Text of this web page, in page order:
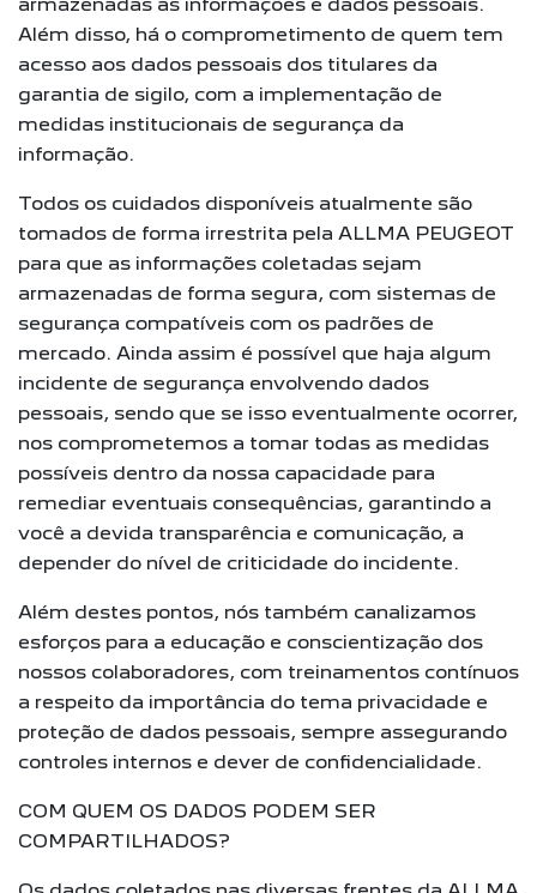
Além disso, há o comprometimento de quem tem
acesso aos dados pessoais dos titulares da
garantia de sigilo, com a implementação de
medidas institucionais de segurança da
informação.
Todos os cuidados disponíveis atualmente são
tomados de forma irrestrita pela ALLMA PEUGEOT
para que as informações coletadas sejam
armazenadas de forma segura, com sistemas de
segurança compatíveis com os padrões de
mercado. Ainda assim é possível que haja algum
incidente de segurança envolvendo dados
pessoais, sendo que se isso eventualmente ocorrer,
nos comprometemos a tomar todas as medidas
possíveis dentro da nossa capacidade para
remediar eventuais consequências, garantindo a
você a devida transparência e comunicação, a
depender do nível de criticidade do incidente.
Além destes pontos, nós também canalizamos
esforços para a educação e conscientização dos
nossos colaboradores, com treinamentos contínuos
a respeito da importância do tema privacidade e
proteção de dados pessoais, sempre assegurando
controles internos e dever de confidencialidade.
COM QUEM OS DADOS PODEM SER
COMPARTILHADOS?